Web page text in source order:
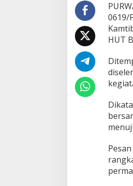
0619/
HUT